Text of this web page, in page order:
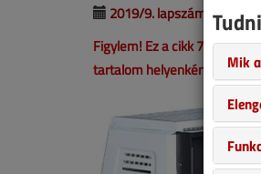
2019/9. lapszám |
Figylem! Ez a cikk 7 éve
tartalom helyenként hiányos
Mik